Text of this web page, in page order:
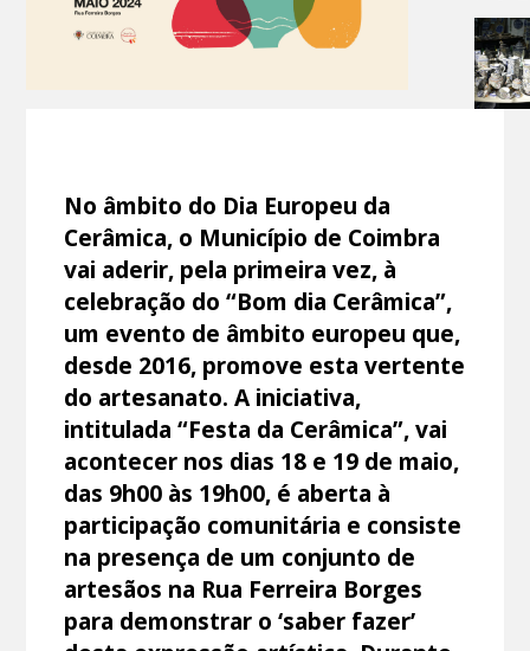
No âmbito do Dia Europeu da
Cerâmica, o Município de Coimbra
vai aderir, pela primeira vez, à
celebração do “Bom dia Cerâmica”,
um evento de âmbito europeu que,
desde 2016, promove esta vertente
do artesanato. A iniciativa,
intitulada “Festa da Cerâmica”, vai
acontecer nos dias 18 e 19 de maio,
das 9h00 às 19h00, é aberta à
participação comunitária e consiste
na presença de um conjunto de
artesãos na Rua Ferreira Borges
para demonstrar o ‘saber fazer’